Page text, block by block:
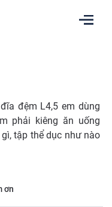
đệm L4,5 em dùng
phải kiêng ăn uống
tập thể dục như nào
ơn